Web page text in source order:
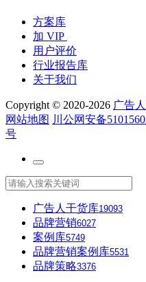
方案库
加 VIP
用户评价
行业报告库
关于我们
Copyright © 2020-2026 广告
网站地图 川公网安备
号
广告人干货库19093
品牌营销6027
案例库5749
品牌营销案例库5531
品牌策略3376